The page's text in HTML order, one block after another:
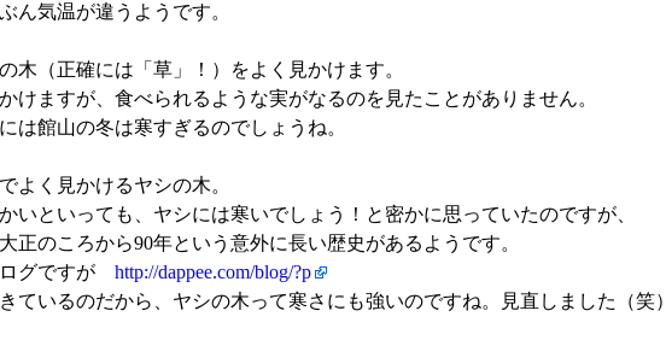
ん気温が違うようです。
木（正確には「草」！）をよく見かけます。
けますが、食べられるような実がなるのを見たことがありません。
は館山の冬は寒すぎるのでしょうね。
よく見かけるヤシの木。
いといっても、ヤシには寒いでしょう！と密かに思っていたのですが、
正のころから90年という意外に長い歴史があるようです。
グですが http://dappee.com/blog/?p
ているのだから、ヤシの木って寒さにも強いのですね。見直しました（笑）